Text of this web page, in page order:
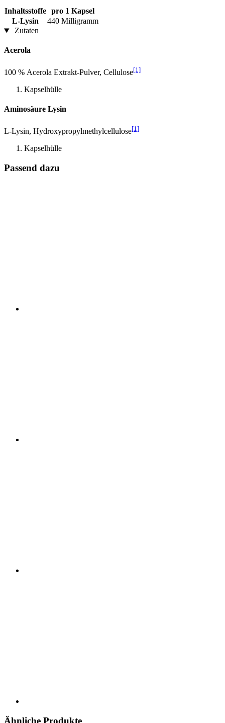
Inhaltsstoffe pro 1 Kapsel
L-Lysin
440 Milligramm
Zutaten
Acerola
100 % Acerola Extrakt-Pulver, Cellulose[1]
Kapselhülle
Aminosäure Lysin
L-Lysin, Hydroxypropylmethylcellulose[1]
Kapselhülle
Passend dazu
Ähnliche Produkte